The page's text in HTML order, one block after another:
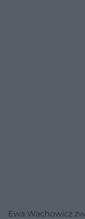
Ewa Wachowicz